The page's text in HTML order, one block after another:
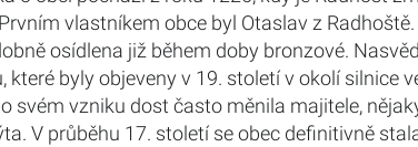
vlastníkem obce byl Otaslav z
osídlena již během doby bronzové.
které byly objeveny v 19. století v okolí silnice
svém vzniku dost často měnila majitele,
V průběhu 17. století se obec definitivně